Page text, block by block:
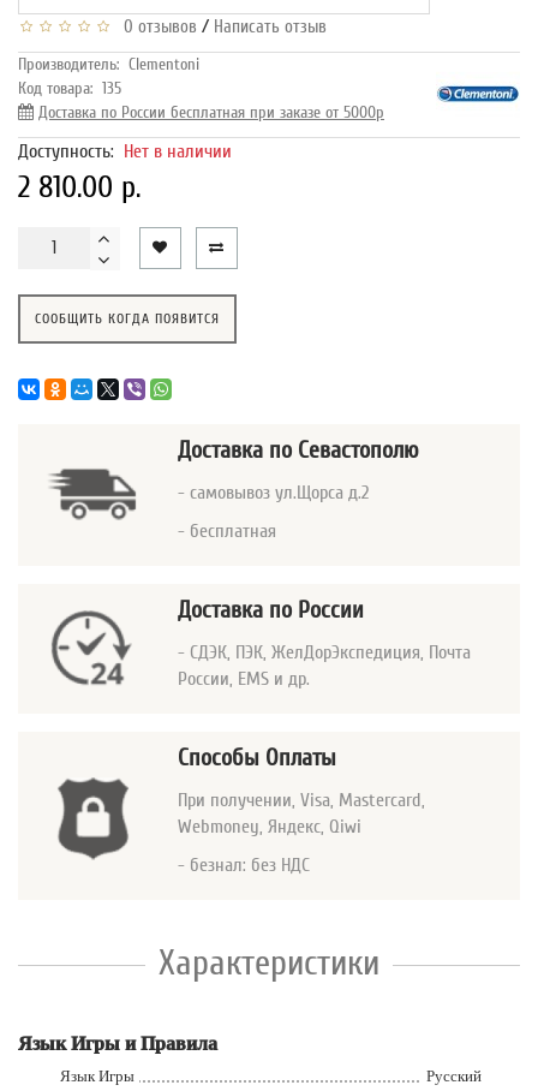
0 отзывов / Написать отзыв
Производитель: Clementoni
Код товара: 135
Доставка по России бесплатная при заказе от 5000р
Доступность: Нет в наличии
2 810.00 р.
СООБЩИТЬ КОГДА ПОЯВИТСЯ
Доставка по Севастополю
- самовывоз ул.Щорса д.2
- бесплатная
Доставка по России
- СДЭК, ПЭК, ЖелДорЭкспедиция, Почта
России, EMS и др.
Способы Оплаты
При получении, Visa, Mastercard,
Webmoney, Яндекс, Qiwi
- безнал: без НДС
Характеристики
Язык Игры и Правила
Язык Игры
Русский